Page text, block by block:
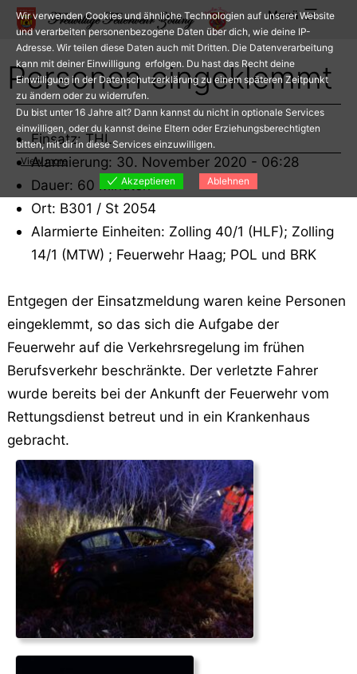
Zum
Inhalt
springen
Menü
Personen eingeklemmt
Einsatz: THL
Alarmierung: 30. November 2020 - 06:28
Dauer: 60 Minuten
Ort: B301 / St 2054
Alarmierte Einheiten: Zolling 40/1 (HLF); Zolling
14/1 (MTW) ; Feuerwehr Haag; POL und BRK
Entgegen der Einsatzmeldung waren keine Personen
eingeklemmt, so das sich die Aufgabe der
Feuerwehr auf die Verkehrsregelung im frühen
Berufsverkehr beschränkte. Der verletzte Fahrer
wurde bereits bei der Ankunft der Feuerwehr vom
Rettungsdienst betreut und in ein Krankenhaus
gebracht.
Wir verwenden Cookies und ähnliche Technologien auf unserer Website
und verarbeiten personenbezogene Daten über dich, wie deine IP-
Adresse. Wir teilen diese Daten auch mit Dritten. Die Datenverarbeitung
kann mit deiner Einwilligung erfolgen. Du hast das Recht deine
Einwilligung in der Datenschutzerklärung zu einem späteren Zeitpunkt
zu ändern oder zu widerrufen.
Du bist unter 16 Jahre alt? Dann kannst du nicht in optionale Services
einwilligen, oder du kannst deine Eltern oder Erziehungsberechtigten
bitten, mit dir in diese Services einzuwilligen.
View more
Akzeptieren
Ablehnen